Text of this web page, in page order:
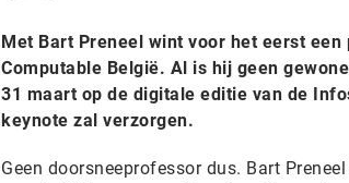
Met Bart Preneel wint voor het eerst
Computable België. Al is hij geen
31 maart op de digitale editie van de
keynote zal verzorgen.
Geen doorsneeprofessor dus. Bart